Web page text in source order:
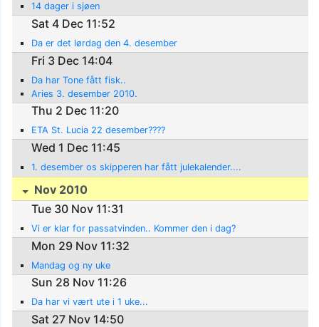
14 dager i sjøen
Sat 4 Dec 11:52
Da er det lørdag den 4. desember
Fri 3 Dec 14:04
Da har Tone fått fisk..
Aries 3. desember 2010.
Thu 2 Dec 11:20
ETA St. Lucia 22 desember????
Wed 1 Dec 11:45
1. desember os skipperen har fått julekalender....
Nov 2010
Tue 30 Nov 11:31
Vi er klar for passatvinden.. Kommer den i dag?
Mon 29 Nov 11:32
Mandag og ny uke
Sun 28 Nov 11:26
Da har vi vært ute i 1 uke...
Sat 27 Nov 14:50